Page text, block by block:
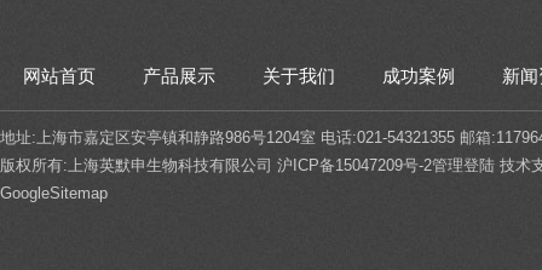
网站首页 产品展示 关于我们 成功案例 新
地址:上海市嘉定区安亭镇和静路986号1204室 电话:021-54321355 邮箱
版权所有:上海英默申生物科技有限公司 沪ICP备15047209号-2管理登陆 技术
GoogleSitemap